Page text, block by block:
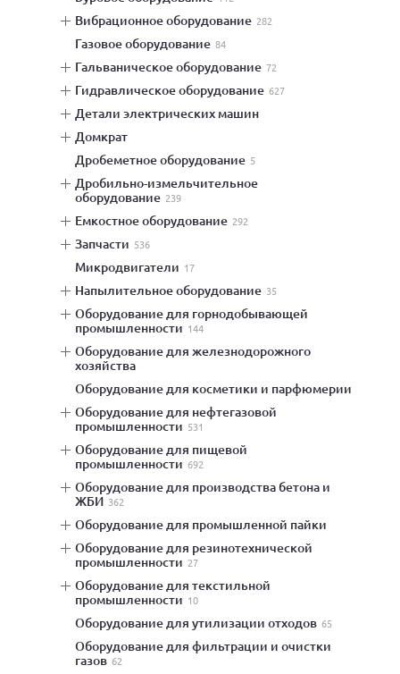
вибрационное оборудование 282
газовое оборудование 84
гальваническое оборудование 72
гидравлическое оборудование 627
детали электрических машин
домкрат
дробеметное оборудование 5
дробильно-измельчительное
оборудование 239
емкостное оборудование 292
запчасти 536
микродвигатели 17
напылительное оборудование 35
оборудование для горнодобывающей
промышленности 144
оборудование для железнодорожного
хозяйства
оборудование для косметики и парфюмерии
оборудование для нефтегазовой
промышленности 531
оборудование для пищевой
промышленности 692
оборудование для производства бетона и
ЖБИ 362
оборудование для промышленной пайки
оборудование для резинотехнической
промышленности 27
оборудование для текстильной
промышленности 10
оборудование для утилизации отходов 65
оборудование для фильтрации и очистки
газов 62